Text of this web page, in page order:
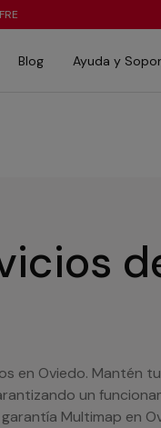
Blog Ayuda y
en Oviedo. Mantén
un
Multimap en